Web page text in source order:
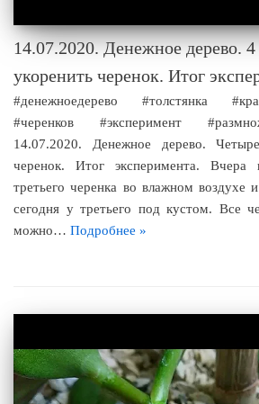
14.07.2020. Денежное дерево. 4
укоренить черенок. Итог
#денежноедерево #толстянка
#черенков #эксперимент
14.07.2020. Денежное дерево.
черенок. Итог эксперимента. Вчера
третьего черенка во влажном воздухе
сегодня у третьего под кустом. Все
можно… Подробнее »